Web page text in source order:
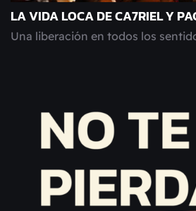
LA VIDA LOCA DE CA7RIEL Y
Una liberación en todos los